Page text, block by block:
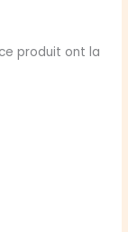
produit ont la